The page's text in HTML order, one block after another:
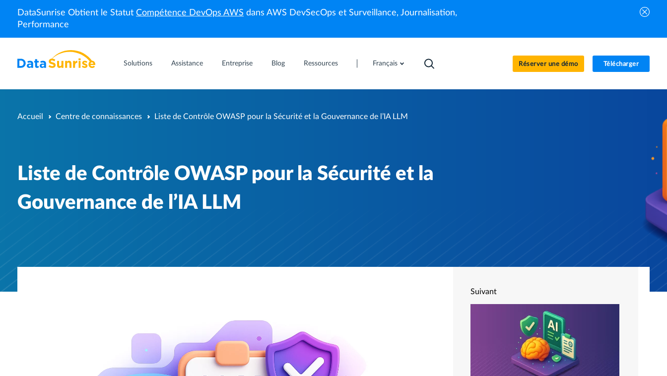
DataSunrise Obtient le Statut Compétence DevOps AWS dans AWS DevSecOps et Surveillance, Journalisation,
Performance
Solutions Assistance Entreprise Blog Ressources Français Réserver une démo Télécharger
Accueil Centre de connaissances Liste de Contrôle OWASP pour la Sécurité et la Gouvernance de l’IA LLM
Liste de Contrôle OWASP pour la Sécurité et la
Gouvernance de l’IA LLM
Suivant